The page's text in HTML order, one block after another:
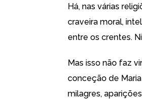
Há, nas várias
craveira moral,
entre os crentes.
Mas isso não faz
conceção de
milagres,